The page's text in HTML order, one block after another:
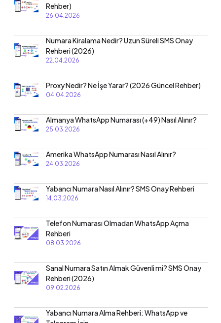
Rehber)
26.04.2026
Numara Kiralama Nedir? Uzun Süreli SMS Onay
Rehberi (2026)
22.04.2026
Proxy Nedir? Ne İşe Yarar? (2026 Güncel Rehber)
04.04.2026
Almanya WhatsApp Numarası (+49) Nasıl Alınır?
25.03.2026
Amerika WhatsApp Numarası Nasıl Alınır?
24.03.2026
Yabancı Numara Nasıl Alınır? SMS Onay Rehberi
14.03.2026
Telefon Numarası Olmadan WhatsApp Açma
Rehberi
08.03.2026
Sanal Numara Satın Almak Güvenli mi? SMS Onay
Rehberi (2026)
09.02.2026
Yabancı Numara Alma Rehberi: WhatsApp ve